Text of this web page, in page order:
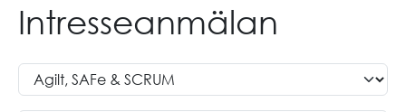
Intresseanmälan